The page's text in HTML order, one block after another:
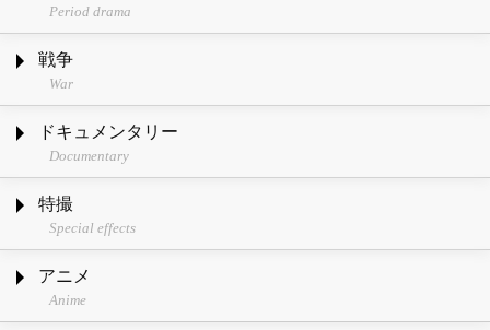
Period drama
戦争
War
ドキュメンタリー
Documentary
特撮
Special effects
アニメ
Anime